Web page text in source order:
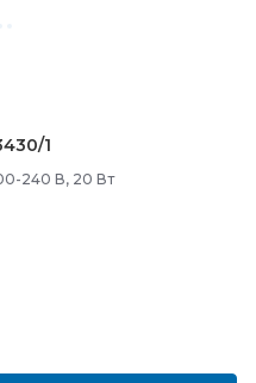
1
240 В, 20 Вт